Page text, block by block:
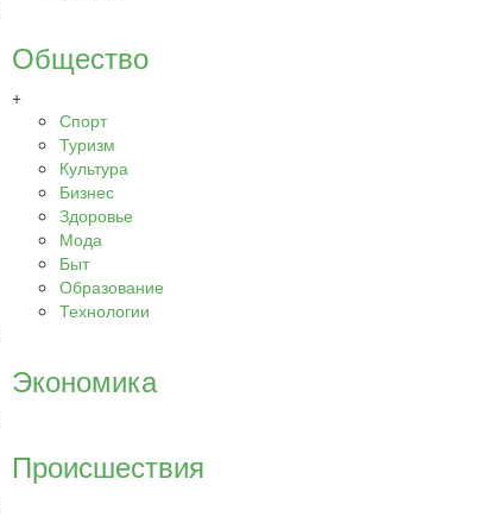
Общество
+
Спорт
Туризм
Культура
Бизнес
Здоровье
Мода
Быт
Образование
Технологии
Экономика
Происшествия